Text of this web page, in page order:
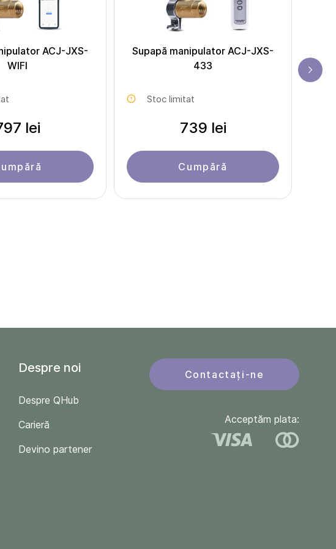
ACJ-JXS-
WIFI
lei
Supapă manipulator ACJ-JXS-
433
Stoc limitat
739 lei
Cumpără
Despre noi
Despre QHub
Carieră
Devino partener
Contactați-ne
Acceptăm plata: